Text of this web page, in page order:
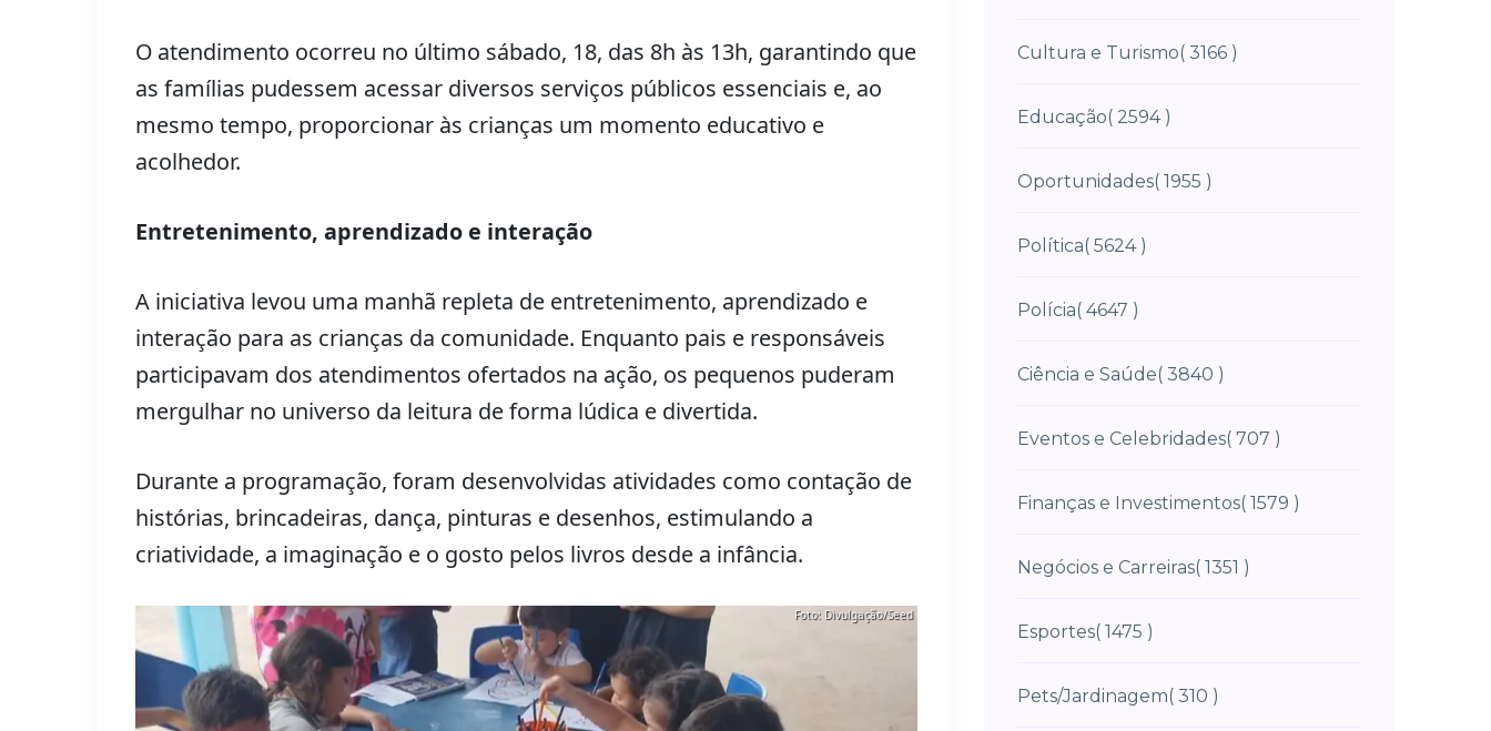
O atendimento ocorreu no último sábado, 18, das 8h às 13h, garantindo que
as famílias pudessem acessar diversos serviços públicos essenciais e, ao
mesmo tempo, proporcionar às crianças um momento educativo e
acolhedor.
Entretenimento, aprendizado e interação
A iniciativa levou uma manhã repleta de entretenimento, aprendizado e
interação para as crianças da comunidade. Enquanto pais e responsáveis
participavam dos atendimentos ofertados na ação, os pequenos puderam
mergulhar no universo da leitura de forma lúdica e divertida.
Durante a programação, foram desenvolvidas atividades como contação de
histórias, brincadeiras, dança, pinturas e desenhos, estimulando a
criatividade, a imaginação e o gosto pelos livros desde a infância.
Foto: Divulgação/Seed
Cultura e Turismo( 3166 )
Educação( 2594 )
Oportunidades( 1955 )
Política( 5624 )
Polícia( 4647 )
Ciência e Saúde( 3840 )
Eventos e Celebridades( 707 )
Finanças e Investimentos( 1579 )
Negócios e Carreiras( 1351 )
Esportes( 1475 )
Pets/Jardinagem( 310 )